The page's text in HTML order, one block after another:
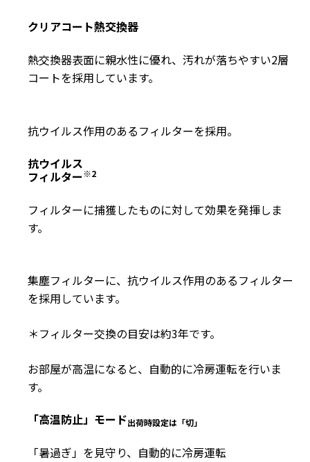
クリアコート熱交換器
熱交換器表面に親水性に優れ、汚れが落ちやすい2層
コートを採用しています。
抗ウイルス作用のあるフィルターを採用。
抗ウイルス
フィルター※2
フィルターに捕獲したものに対して効果を発揮しま
す。
集塵フィルターに、抗ウイルス作用のあるフィルター
を採用しています。
＊フィルター交換の目安は約3年です。
お部屋が高温になると、自動的に冷房運転を行いま
す。
「高温防止」モード出荷時設定は「切」
「暑過ぎ」を見守り、自動的に冷房運転